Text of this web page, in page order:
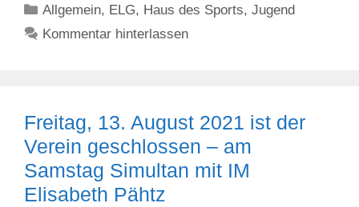
Kategorien
Allgemein, ELG, Haus des Sports,Jugend
Kommentar hinterlassen
Freitag, 13. August 2021 ist der
Verein geschlossen – am
Samstag Simultan mit IM
Elisabeth Pähtz